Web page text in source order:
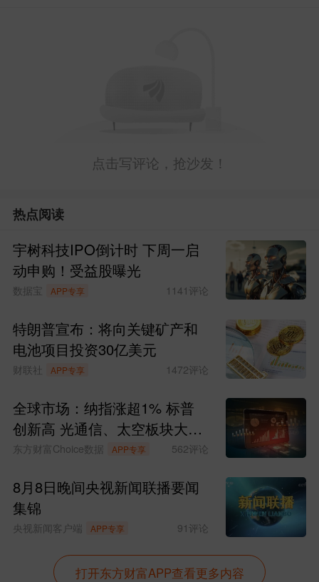
点击写评论，抢沙发！
热点阅读
宇树科技IPO倒计时 下周一启
动申购！受益股曝光
数据宝 APP专享 1141评论
特朗普宣布：将向关键矿产和
电池项目投资30亿美元
财联社 APP专享 1472评论
全球市场：纳指涨超1% 标普
创新高 光通信、太空板块大涨
SpaceX涨超15%
东方财富Choice数据 APP专享 562评论
8月8日晚间央视新闻联播要闻
集锦
央视新闻客户端 APP专享 91评论
打开东方财富APP查看更多内容